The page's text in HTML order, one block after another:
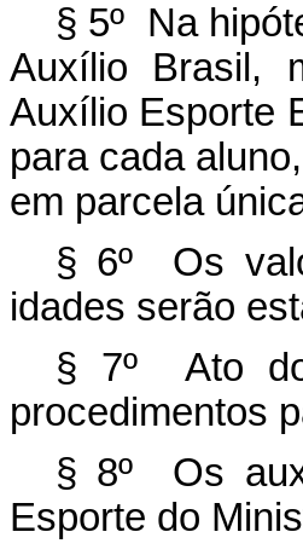
§ 5º Na
Auxílio Brasil,
Auxílio Esporte
para cada
em parcela
§ 6º Os
idades serão
§ 7º Ato do
procedimentos
§ 8º Os
Esporte do